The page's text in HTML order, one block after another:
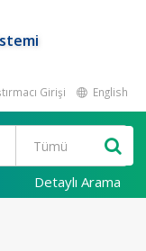
Girişi English
Detaylı Arama